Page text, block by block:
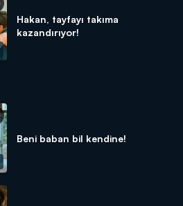
Hakan, tayfayı takıma
kazandırıyor!
Beni baban bil kendine!